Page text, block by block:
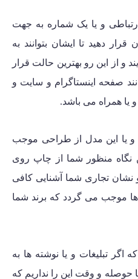
و یا یک شماره به جهت
دهید تا ایشان بتوانند به
و از این رو بهترین حالت قرار
صفحه اینستاگرام و سایت و
یا همراه می باشد.
و یا این مدل از طراحی موجب
منظور شما از چاپ روی
نشان تجاری شما آشنایی کافی
موجب می گردد که برند شما
اگر تبلیغات و یا نوشته ها به
حوصله و وقت این را نداریم که